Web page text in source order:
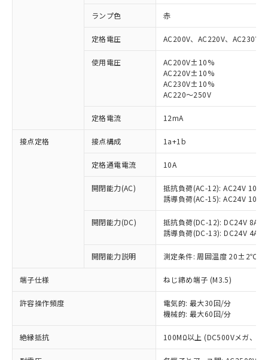
ランプ色 赤
定格電圧 AC200V、AC220V、AC230V
使用電圧
AC200V±10%
AC220V±10%
AC230V±10%
AC220～250V
定格電流 12mA
接点定格 接点構成 1a+1b
定格通電電流 10A
開閉能力(AC)
抵抗負荷(AC-12): AC24V 10A/
誘導負荷(AC-15): AC24V
開閉能力(DC)
抵抗負荷(DC-12): DC24V 8A/
誘導負荷(DC-13): DC24V 4A/
開閉能力説明 測定条件: 周囲温度 20±2℃、
端子仕様 ねじ締め端子 (M3.5)
許容操作頻度
電気的: 最大30回/分
機械的: 最大60回/分
絶縁抵抗 100MΩ以上 (DC500Vメガ、点
ご利用条件
以下の条件をお読みいただき、同意のうえ
ご利用ください。
本サービスは、当社制御機器事業取扱
商品の当社在庫状況および標準価格
(税抜)を提供させていただくもので
当社制御機器事業取扱商品の中には、
本サービスの対象外となる商品もある
※1 対応状況
対応済み：EU RoHS指令（10物質）の
非含有に対応した製品が提供可能な商品で
対応予定：EU RoHS指令（10物質）の非含
有に対応した製品に切り替える予定のある
対応予定なし：EU RoHS指令（10物質）の
非含有に非対応の商品で、対応品を出す予
調査・確認中：EU RoHS指令（10物質）の
非含有の対応状況を調査中または確認中の
商品です。
非該当品：ライセンス料など無形物で、有
害物質有無と関係のない商品です。
仕入先様の事情により、非含有部品として
いたものが、含有品と判明した場合などや
「○」：最大均質材料含有率が中国RoHSの
基準値以下であることを示します。
「×」：最大均質材料含有率が中国RoHSの
基準値を超えていることを示します。
当社は、これら貴社製品のうち、外国